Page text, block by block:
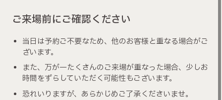
ご来場前にご確認ください
当日は予約ご不要なため、他のお客様と重なる場合がご
ざいます。
また、万が一たくさんのご来場が重なった場合、少しお
時間をずらしていただく可能性もございます。
恐れいりますが、あらかじめご了承くださいませ。